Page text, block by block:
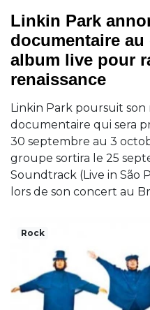
Linkin Park
documentaire au
album live pour
renaissance
Linkin Park poursuit
documentaire qui sera
30 septembre au 3
groupe sortira le 25
Soundtrack (Live in São
lors de son concert au
Rock